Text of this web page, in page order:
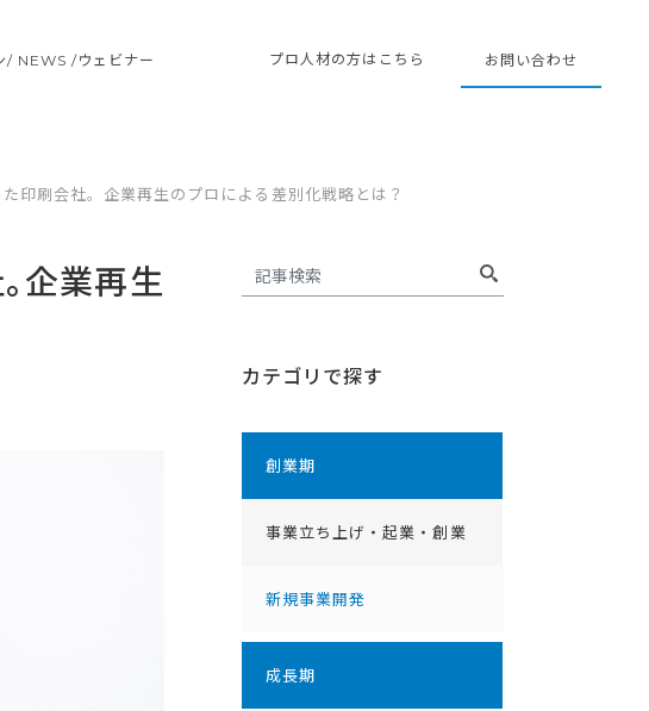
/ NEWS /ウェビナー プロ人材の方はこちら お問い合わせ
印刷会社。企業再生のプロによる差別化戦略とは？
企業再生
カテゴリで探す
創業期
事業立ち上げ・起業・創業
新規事業開発
成⻑期